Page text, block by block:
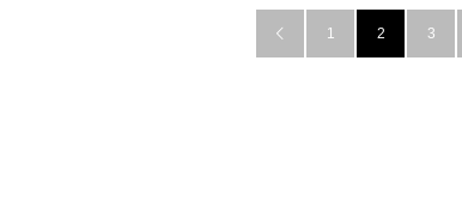
 1 2 3